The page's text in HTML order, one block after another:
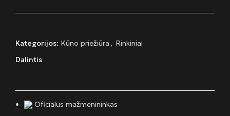
Kategorijos: Kūno priežiūra , Rinkiniai
Dalintis
Oficialus mažmenininkas